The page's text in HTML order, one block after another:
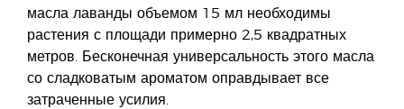
масла лаванды объемом 15 мл необходимы
растения с площади примерно 2,5 квадратных
метров. Бесконечная универсальность этого масла
со сладковатым ароматом оправдывает все
затраченные усилия.